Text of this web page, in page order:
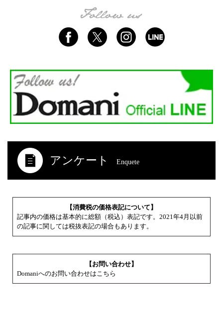
アンケート Enquete
【消費税の価格表記について】
記事内の価格は基本的に総額（税込）表記です。2021年4月以前
の記事に関しては税抜表記の場合もあります。
【お問い合わせ】
Domaniへのお問い合わせはこちら